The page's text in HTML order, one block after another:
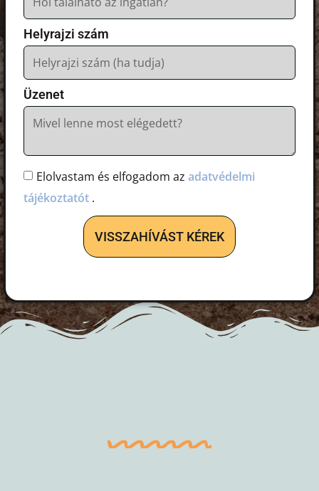
Helyrajzi szám
Üzenet
Elolvastam és elfogadom az adatvédelmi
tájékoztatót .
VISSZAHÍVÁST KÉREK